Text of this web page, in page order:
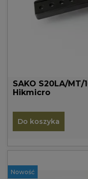
SAKO S20LA/
Hikmicro
Do koszyka
Nowość